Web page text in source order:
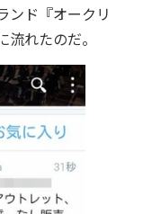
ンド『オークリ
れたのだ。